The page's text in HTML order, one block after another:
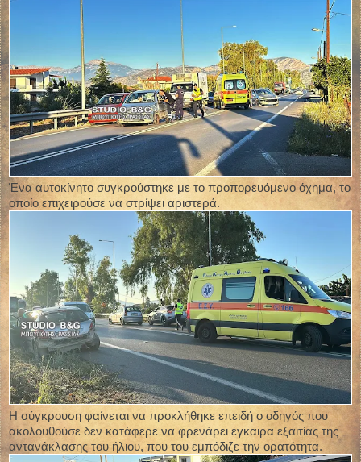
Ένα αυτοκίνητο συγκρούστηκε με το προπορευόμενο όχημα, το
οποίο επιχειρούσε να στρίψει αριστερά.
Η σύγκρουση φαίνεται να προκλήθηκε επειδή ο οδηγός που
ακολουθούσε δεν κατάφερε να φρενάρει έγκαιρα εξαιτίας της
αντανάκλασης του ήλιου, που του εμπόδιζε την ορατότητα.